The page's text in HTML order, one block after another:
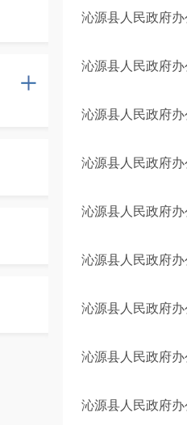
沁源县人民政府
沁源县人民政府
沁源县人民政府
沁源县人民政府
沁源县人民政府
沁源县人民政府
沁源县人民政府
沁源县人民政府
沁源县人民政府